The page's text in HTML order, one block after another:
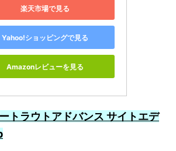
楽天市場で見る
Yahoo!ショッピングで見る
Amazonレビューを見る
トラウトアドバンス サイトエデ